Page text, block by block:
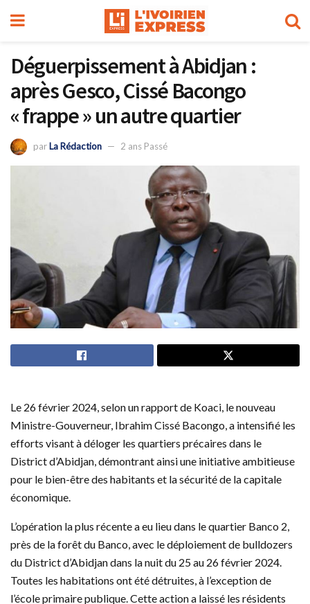
Déguerpissement à Abidjan :
après Gesco, Cissé Bacongo
« frappe » un autre quartier
parLa Rédaction 2 ans Passé
Le 26 février 2024, selon un rapport de Koaci, le nouveau
Ministre-Gouverneur, Ibrahim Cissé Bacongo, a intensifié les
efforts visant à déloger les quartiers précaires dans le
District d’Abidjan, démontrant ainsi une initiative ambitieuse
pour le bien-être des habitants et la sécurité de la capitale
économique.
L’opération la plus récente a eu lieu dans le quartier Banco 2,
près de la forêt du Banco, avec le déploiement de bulldozers
du District d’Abidjan dans la nuit du 25 au 26 février 2024.
Toutes les habitations ont été détruites, à l’exception de
l’école primaire publique. Cette action a laissé les résidents